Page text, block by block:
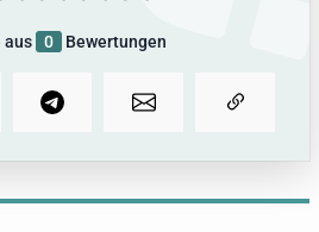
aus 0 Bewertungen